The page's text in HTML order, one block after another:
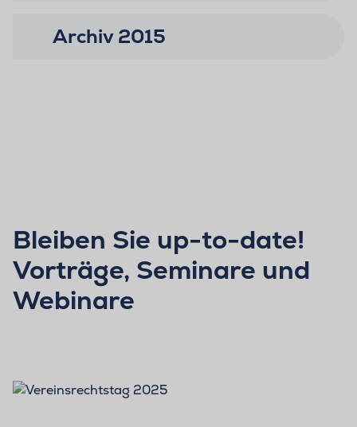
Archiv 2015
Bleiben Sie up-to-date!
Vorträge, Seminare und
Webinare